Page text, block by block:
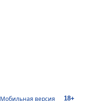
Мобильная версия 18+